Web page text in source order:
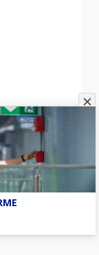
dopo
nel
durante la